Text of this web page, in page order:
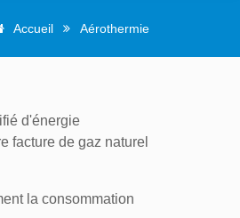
Accueil Aérothermie
d'énergie
facture de gaz naturel
la consommation